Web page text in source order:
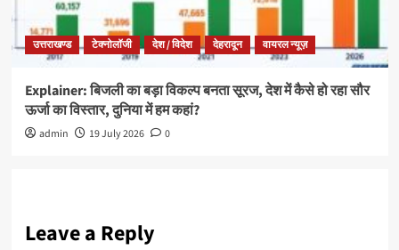
उत्तराखण्ड टेक्नोलॉजी देश / विदेश देहरादून वायरल न्यूज़
Explainer: बिजली का बड़ा विकल्प बनता सूरज, देश में कैसे हो रहा सौर
ऊर्जा का विस्तार, दुनिया में हम कहां?
admin 19 July 2026 0
Leave a Reply